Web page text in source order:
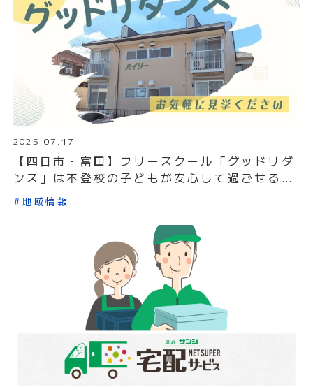
2025.07.17
【四日市・富田】フリースクール「グッドリダ
ンス」は不登校の子どもが安心して過ごせる居
場所
#地域情報